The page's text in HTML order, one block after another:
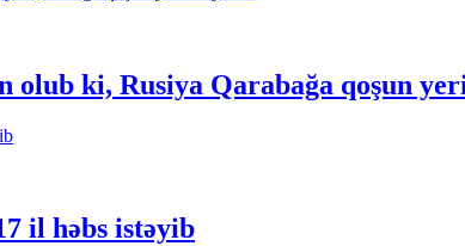
olub ki, Rusiya Qarabağa qoşun
il həbs istəyib